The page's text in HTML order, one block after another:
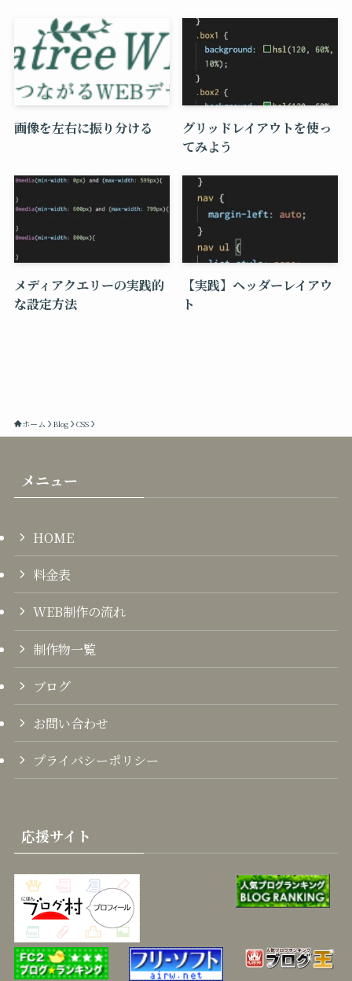
画像を左右に振り分ける
グリッドレイアウトを使っ
てみよう
メディアクエリーの実践的
な設定方法
【実践】ヘッダーレイアウ
ト
ホーム Blog CSS
メニュー
HOME
料金表
WEB制作の流れ
制作物一覧
ブログ
お問い合わせ
プライバシーポリシー
応援サイト